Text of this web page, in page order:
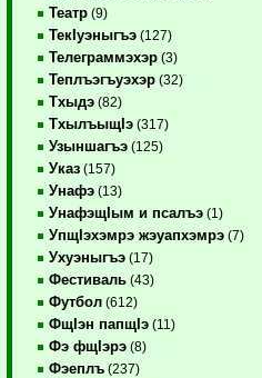
Театр (9)
ТекIуэныгъэ (127)
Телеграммэхэр (3)
Теплъэгъуэхэр (32)
Тхыдэ (82)
ТхылъыщIэ (317)
Узыншагъэ (125)
Указ (157)
Унафэ (13)
УнафэщIым и псалъэ (1)
УпщIэхэмрэ жэуапхэмрэ (7)
Ухуэныгъэ (17)
Фестиваль (43)
Футбол (612)
ФщIэн папщIэ (11)
Фэ фщIэрэ (8)
Фэеплъ (237)